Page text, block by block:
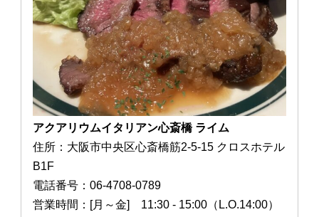
アクアリウムイタリアン心斎橋 ライム
住所：大阪市中央区心斎橋筋2-5-15 クロスホテル
B1F
電話番号：06-4708-0789
営業時間：[月～金] 11:30 - 15:00（L.O.14:00）